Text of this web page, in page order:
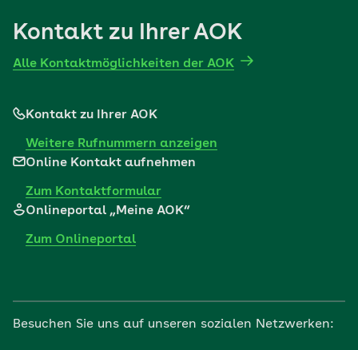
Kontakt zu Ihrer AOK
Alle Kontaktmöglichkeiten der AOK
Kontakt zu Ihrer AOK
Weitere Rufnummern anzeigen
Online Kontakt aufnehmen
Zum Kontaktformular
Onlineportal „Meine AOK“
Zum Onlineportal
Besuchen Sie uns auf unseren sozialen Netzwerken: